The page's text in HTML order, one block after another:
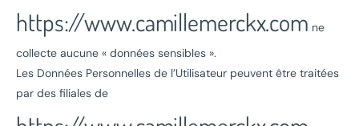
https://www.camillemerckx.com ne
collecte aucune « données sensibles ».
Les Données Personnelles de l’Utilisateur peuvent être traitées
par des filiales de